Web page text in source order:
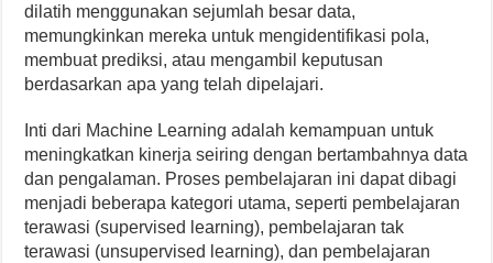
dilatih menggunakan sejumlah besar data,
memungkinkan mereka untuk mengidentifikasi pola,
membuat prediksi, atau mengambil keputusan
berdasarkan apa yang telah dipelajari.
Inti dari Machine Learning adalah kemampuan untuk
meningkatkan kinerja seiring dengan bertambahnya data
dan pengalaman. Proses pembelajaran ini dapat dibagi
menjadi beberapa kategori utama, seperti pembelajaran
terawasi (supervised learning), pembelajaran tak
terawasi (unsupervised learning), dan pembelajaran